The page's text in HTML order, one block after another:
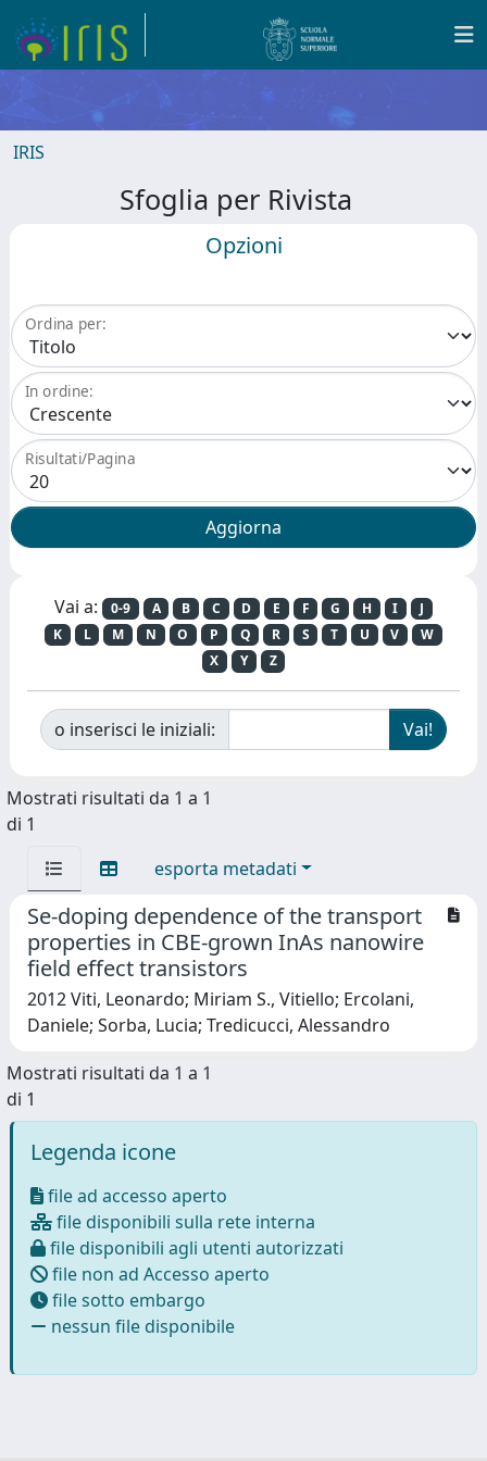
IRIS
Sfoglia per Rivista
Opzioni
Ordina per:
In ordine:
Risultati/Pagina
Vai a: 0-9 A B C D E F G H I
J
K
L M N O P Q R S T U V
W
X
Y Z
o inserisci le iniziali:
Mostrati risultati da 1 a 1
di 1
esporta metadati
Se-doping dependence of the transport
properties in CBE-grown InAs nanowire
field effect transistors
2012 Viti, Leonardo; Miriam S., Vitiello; Ercolani,
Daniele; Sorba, Lucia; Tredicucci, Alessandro
Mostrati risultati da 1 a 1
di 1
Legenda icone
file ad accesso aperto
file disponibili sulla rete interna
file disponibili agli utenti autorizzati
file non ad Accesso aperto
file sotto embargo
nessun file disponibile